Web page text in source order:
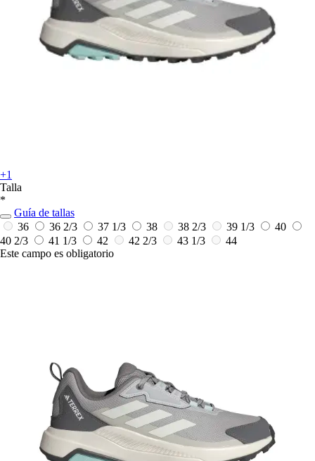
+1
Talla
*
Guía de tallas
36
36 2/3 37 1/3 38 38 2/3 39 1/3
40
40 2/3
41 1/3 42 42 2/3 43 1/3
44
Este campo es obligatorio